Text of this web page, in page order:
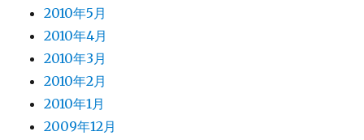
2010年5月
2010年4月
2010年3月
2010年2月
2010年1月
2009年12月